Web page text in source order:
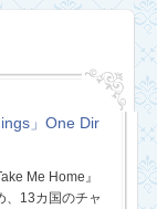
」One Dir
Me Home』
、13カ国のチャ